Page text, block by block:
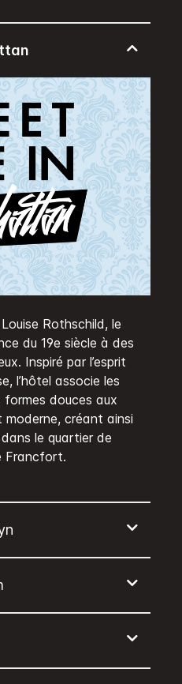
Rothschild, le
du 19e siècle à des
Inspiré par l’esprit
l’hôtel associe les
formes douces aux
créant ainsi
le quartier de
Francfort.